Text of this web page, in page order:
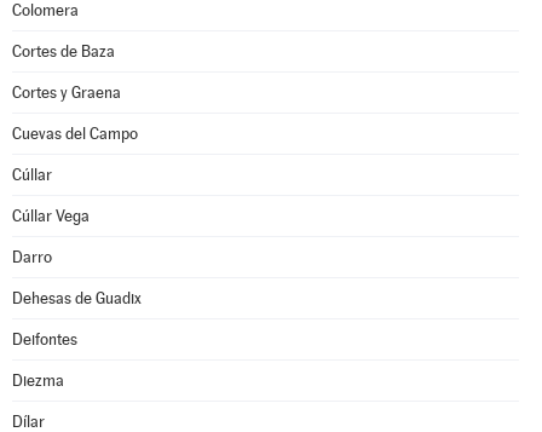
Colomera
Cortes de Baza
Cortes y Graena
Cuevas del Campo
Cúllar
Cúllar Vega
Darro
Dehesas de Guadix
Deifontes
Diezma
Dílar